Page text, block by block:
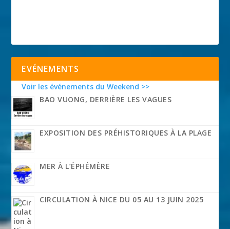
EVÉNEMENTS
Voir les événements du Weekend >>
BAO VUONG, DERRIÈRE LES VAGUES
EXPOSITION DES PRÉHISTORIQUES À LA PLAGE
MER À L’ÉPHÉMÈRE
CIRCULATION À NICE DU 05 AU 13 JUIN 2025